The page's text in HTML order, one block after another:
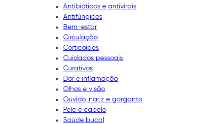
Antibióticos e antivirais
Antifúngicos
Bem-estar
Circulação
Corticoides
Cuidados pessoais
Curativos
Dor e inflamação
Olhos e visão
Ouvido, nariz e garganta
Pele e cabelo
Saúde bucal